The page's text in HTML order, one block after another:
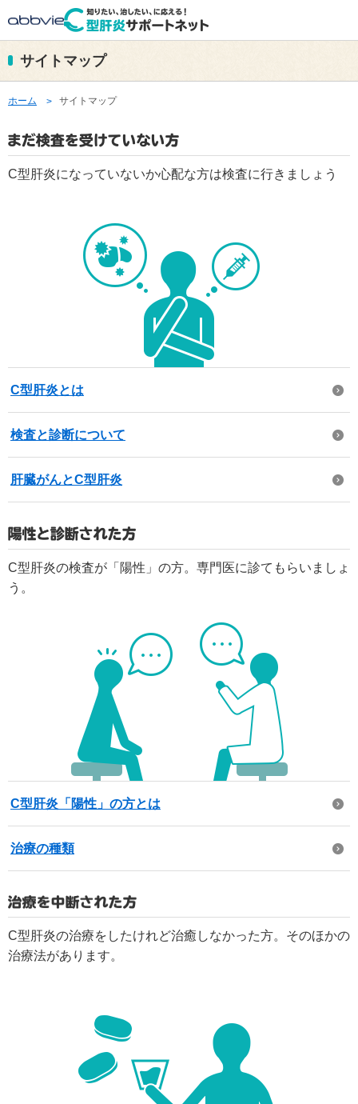
サイトマップ
ホーム サイトマップ
C型肝炎になっていないか心配な方は検査に行きましょう
C型肝炎とは
検査と診断について
肝臓がんとC型肝炎
C型肝炎の検査が「陽性」の方。専門医に診てもらいましょ
う。
C型肝炎「陽性」の方とは
治療の種類
C型肝炎の治療をしたけれど治癒しなかった方。そのほかの
治療法があります。